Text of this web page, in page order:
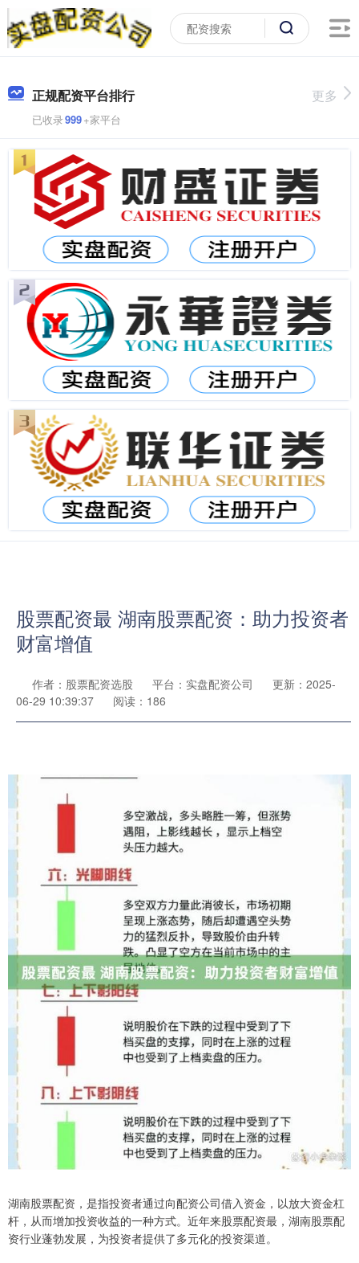
正规配资平台排行
已收录999+家平台
更多
股票配资最 湖南股票配资：助力投资者
财富增值
作者：股票配资选股 平台：实盘配资公司
更新：2025-
06-29 10:39:37
阅读：186
湖南股票配资，是指投资者通过向配资公司借入资金，以放大资金杠
杆，从而增加投资收益的一种方式。近年来股票配资最，湖南股票配
资行业蓬勃发展，为投资者提供了多元化的投资渠道。